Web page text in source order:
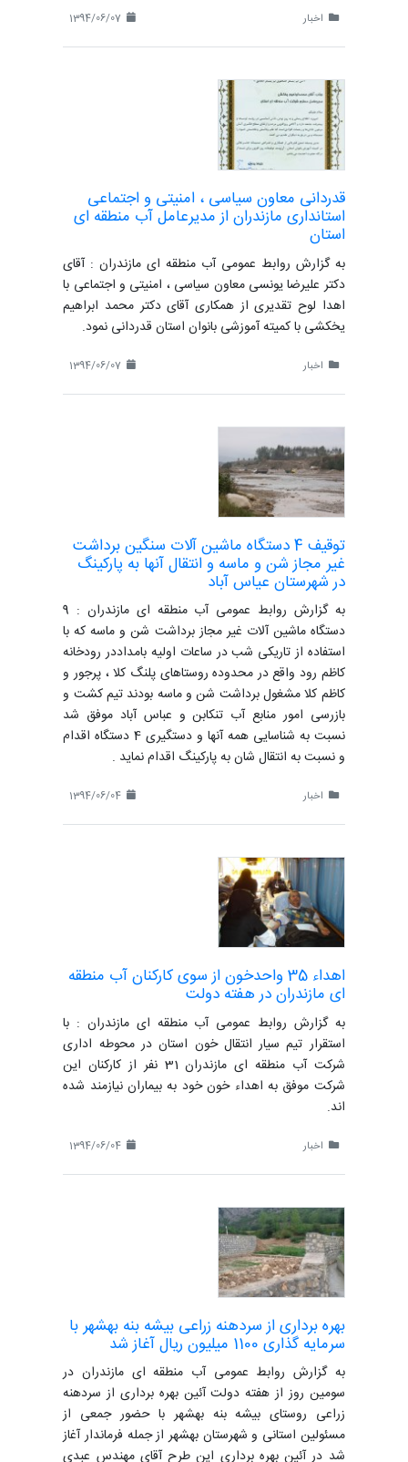
اخبار
قدردانی معاون سیاسی ، امنیتی و اجتماعی
استانداری مازندران از مدیرعامل آب منطقه ای
استان
به گزارش روابط عمومی آب منطقه ای مازندران : آقای
دکتر علیرضا یونسی معاون سیاسی ، امنیتی و اجتماعی با
اهدا لوح تقدیری از همکاری آقای دکتر محمد ابراهیم
یخکشی با کمیته آموزشی بانوان استان قدردانی نمود.
اخبار
توقیف 4 دستگاه ماشین آلات سنگین برداشت
غیر مجاز شن و ماسه و انتقال آنها به پارکینگ
در شهرستان عیاس آباد
به گزارش روابط عمومی آب منطقه ای مازندران : 9
دستگاه ماشین آلات غیر مجاز برداشت شن و ماسه که با
استفاده از تاریکی شب در ساعات اولیه بامداددر رودخانه
کاظم رود واقع در محدوده روستاهای پلنگ کلا ، پرجور و
کاظم کلا مشغول برداشت شن و ماسه بودند تیم کشت و
بازرسی امور منابع آب تنکابن و عباس آباد موفق شد
نسبت به شناسایی همه آنها و دستگیری 4 دستگاه اقدام
و نسبت به انتقال شان به پارکینگ اقدام نماید .
اخبار
اهداء 35 واحدخون از سوی کارکنان آب منطقه
ای مازندران در هفته دولت
به گزارش روابط عمومی آب منطقه ای مازندران : با
استقرار تیم سیار انتقال خون استان در محوطه اداری
شرکت آب منطقه ای مازندران 31 نفر از کارکنان این
شرکت موفق به اهداء خون خود به بیماران نیازمند شده
اند.
اخبار
بهره برداری از سردهنه زراعی بیشه بنه بهشهر با
سرمایه گذاری 1100 میلیون ریال آغاز شد
به گزارش روابط عمومی آب منطقه ای مازندران در
سومین روز از هفته دولت آئین بهره برداری از سردهنه
زراعی روستای بیشه بنه بهشهر با حضور جمعی از
مسئولین استانی و شهرستان بهشهر از جمله فرماندار آغاز
شد در آئین بهره برداری این طرح آقای مهندس عبدی